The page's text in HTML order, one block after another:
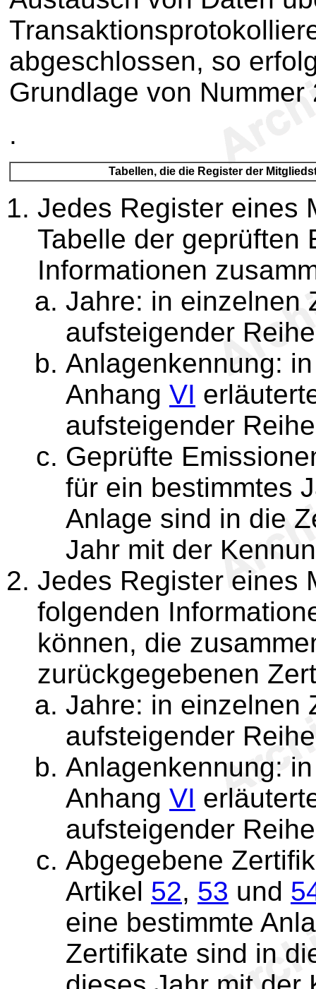
abgeschlossen, so
Grundlage von
.
Tabellen, die die Register der
Jedes Register eines
Tabelle der geprüften
Informationen
Jahre: in einzelnen
aufsteigender
Anlagenkennung:
Anhang VI
aufsteigender
Geprüfte
für ein bestimmtes
Anlage sind in die
Jahr mit der
Jedes Register eines
folgenden
können, die
zurückgegebenen
Jahre: in einzelnen
aufsteigender
Anlagenkennung:
Anhang VI
aufsteigender
Abgegebene
Artikel 52, 53 und
eine bestimmte
Zertifikate sind in